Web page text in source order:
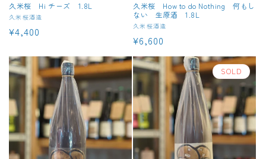
久米桜 Hi チーズ 1.8L
販
売
久米桜酒造
通
価
格
¥4,400
久米桜 How to do Nothing 何もし
ない 生原酒 1.8L
販
売
久米桜酒造
通
常
価
格
¥6,600
SOLD